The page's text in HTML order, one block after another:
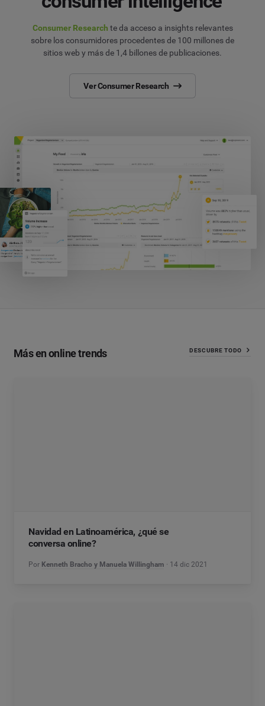
Consumer Research te da acceso a insights relevantes
sobre los consumidores procedentes de 100 millones de
sitios web y más de 1,4 billones de publicaciones.
Ver Consumer Research
Más en online trends DESCUBRE TODO
Navidad en Latinoamérica, ¿qué se
conversa online?
Por Kenneth Bracho y Manuela Willingham 14 dic 2021